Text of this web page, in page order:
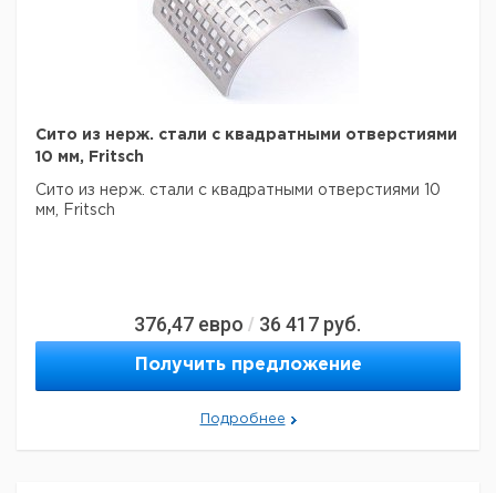
Сито из нерж. стали с квадратными отверстиями
10 мм, Fritsch
Сито из нерж. стали с квадратными отверстиями 10
мм, Fritsch
376,47 евро / 36 417 руб.
Получить предложение
Подробнее